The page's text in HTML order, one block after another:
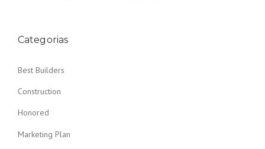
Categorias
Best Builders
Construction
Honored
Marketing Plan